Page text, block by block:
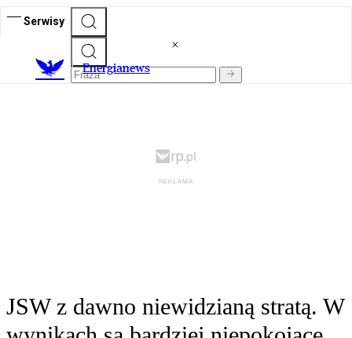
Serwisy
Energianews
JSW z dawno niewidzianą stratą. W